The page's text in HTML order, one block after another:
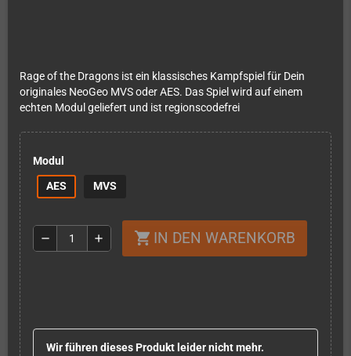
Rage of the Dragons ist ein klassisches Kampfspiel für Dein
originales NeoGeo MVS oder AES. Das Spiel wird auf einem
echten Modul geliefert und ist regionscodefrei
Modul
AES
MVS
remove add shopping_cart IN DEN WARENKORB
Wir führen dieses Produkt leider nicht mehr.